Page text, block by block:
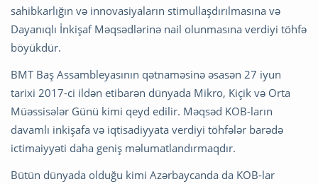
sahibkarlığın və innovasiyaların stimullaşdırılmasına və
Dayanıqlı İnkişaf Məqsədlərinə nail olunmasına verdiyi töhfə
böyükdür.
BMT Baş Assambleyasının qətnaməsinə əsasən 27 iyun
tarixi 2017-ci ildən etibarən dünyada Mikro, Kiçik və Orta
Müəssisələr Günü kimi qeyd edilir. Məqsəd KOB-ların
davamlı inkişafa və iqtisadiyyata verdiyi töhfələr barədə
ictimaiyyəti daha geniş məlumatlandırmaqdır.
Bütün dünyada olduğu kimi Azərbaycanda da KOB-lar